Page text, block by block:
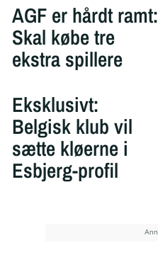
AGF er hårdt ramt:
Skal købe tre
ekstra spillere
Eksklusivt:
Belgisk klub vil
sætte kløerne i
Esbjerg-profil